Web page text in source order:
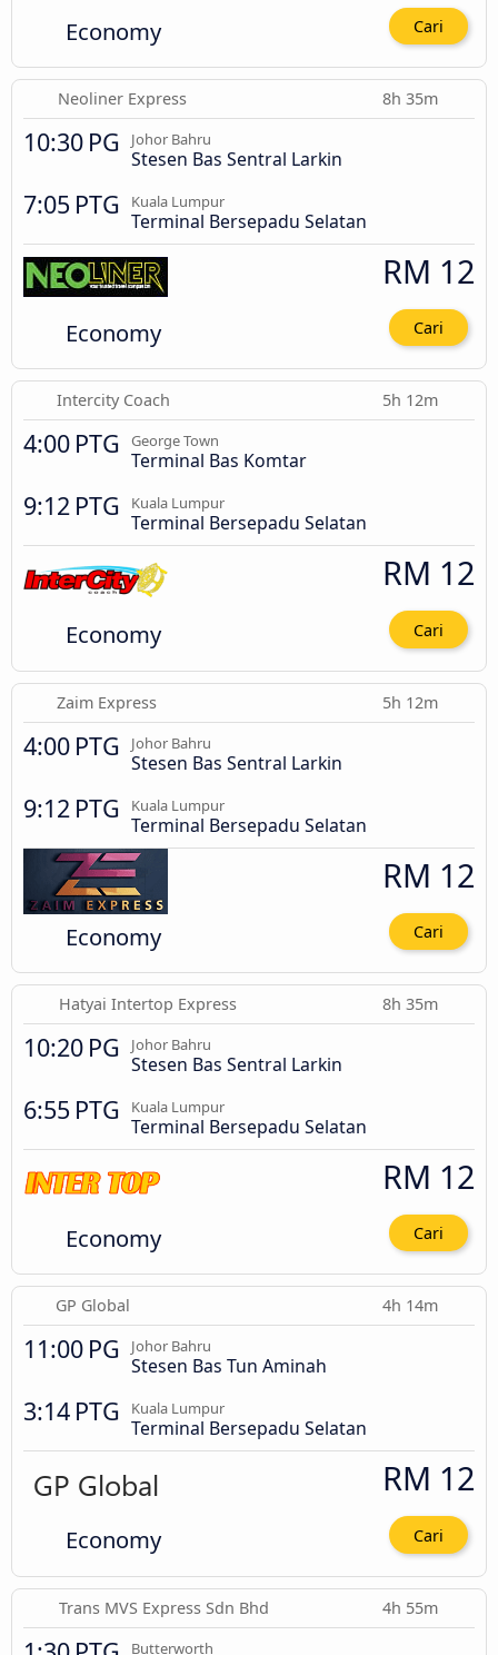
Economy Cari
Neoliner Express 8h 35m
10:30 PG Johor Bahru
Stesen Bas Sentral Larkin
7:05 PTG Kuala Lumpur
Terminal Bersepadu Selatan
Economy
RM 12
Cari
Intercity Coach 5h 12m
4:00 PTG George Town
Terminal Bas Komtar
9:12 PTG Kuala Lumpur
Terminal Bersepadu Selatan
Economy
RM 12
Cari
Zaim Express 5h 12m
4:00 PTG Johor Bahru
Stesen Bas Sentral Larkin
9:12 PTG Kuala Lumpur
Terminal Bersepadu Selatan
Economy
RM 12
Cari
Hatyai Intertop Express 8h 35m
10:20 PG Johor Bahru
Stesen Bas Sentral Larkin
6:55 PTG Kuala Lumpur
Terminal Bersepadu Selatan
Economy
RM 12
Cari
GP Global 4h 14m
11:00 PG Johor Bahru
Stesen Bas Tun Aminah
3:14 PTG Kuala Lumpur
Terminal Bersepadu Selatan
Economy
RM 12
Cari
Trans MVS Express Sdn Bhd 4h 55m
Butterworth